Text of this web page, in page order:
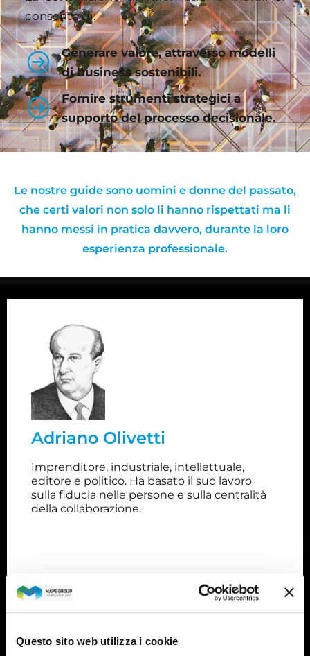
Questo sito web utilizza i cookie
consente di:
Generare valore, attraverso modelli
di business sostenibili.
Fornire strumenti strategici a
supporto del processo decisionale.
Le nostre guide sono uomini e donne del passato,
che certi valori non solo li hanno rispettati ma li
hanno messi in pratica davvero, durante la loro
esperienza professionale.
Adriano Olivetti
Imprenditore, industriale, intellettuale,
editore e politico. Ha basato il suo lavoro
sulla fiducia nelle persone e sulla centralità
della collaborazione.
Olivetti si è sempre distinto per l'originalità e
l'innovazione del suo progetto industriale che
voleva coniugare profitto aziendale con etica del
lavoro. Ha reso la sua azienda leader mondiale
nel settore dei prodotti da ufficio, costituendo un
modello di organizzazione del lavoro capace di
conciliare efficienza, solidarietà e fedeltà
collettiva.